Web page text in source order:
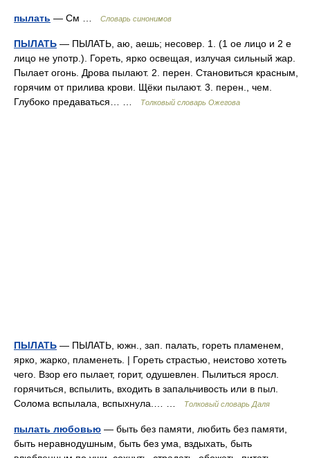
пылать — См … Словарь синонимов
ПЫЛАТЬ — ПЫЛАТЬ, аю, аешь; несовер. 1. (1 ое лицо и 2 е
лицо не употр.). Гореть, ярко освещая, излучая сильный жар.
Пылает огонь. Дрова пылают. 2. перен. Становиться красным,
горячим от прилива крови. Щёки пылают. 3. перен., чем.
Глубоко предаваться… …
Толковый словарь Ожегова
ПЫЛАТЬ — ПЫЛАТЬ, южн., зап. палать, гореть пламенем,
ярко, жарко, пламенеть. | Гореть страстью, неистово хотеть
чего. Взор его пылает, горит, одушевлен. Пылиться яросл.
горячиться, вспылить, входить в запальчивость или в пыл.
Солома вспылала, вспыхнула.… …
Толковый словарь Даля
пылать любовью — быть без памяти, любить без памяти,
быть неравнодушным, быть без ума, вздыхать, быть